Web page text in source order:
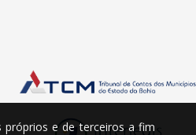
próprios e de terceiros a fim